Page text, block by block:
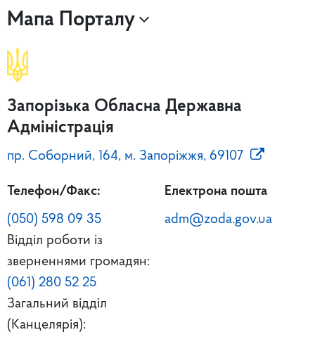
Мапа Порталу
Запорізька Обласна Державна
Адміністрація
пр. Соборний, 164, м. Запоріжжя, 69107
Телефон/Факс:
(050) 598 09 35
Відділ роботи із
зверненнями громадян:
(061) 280 52 25
Загальний відділ
(Канцелярія):
Електрона пошта
adm@zoda.gov.ua